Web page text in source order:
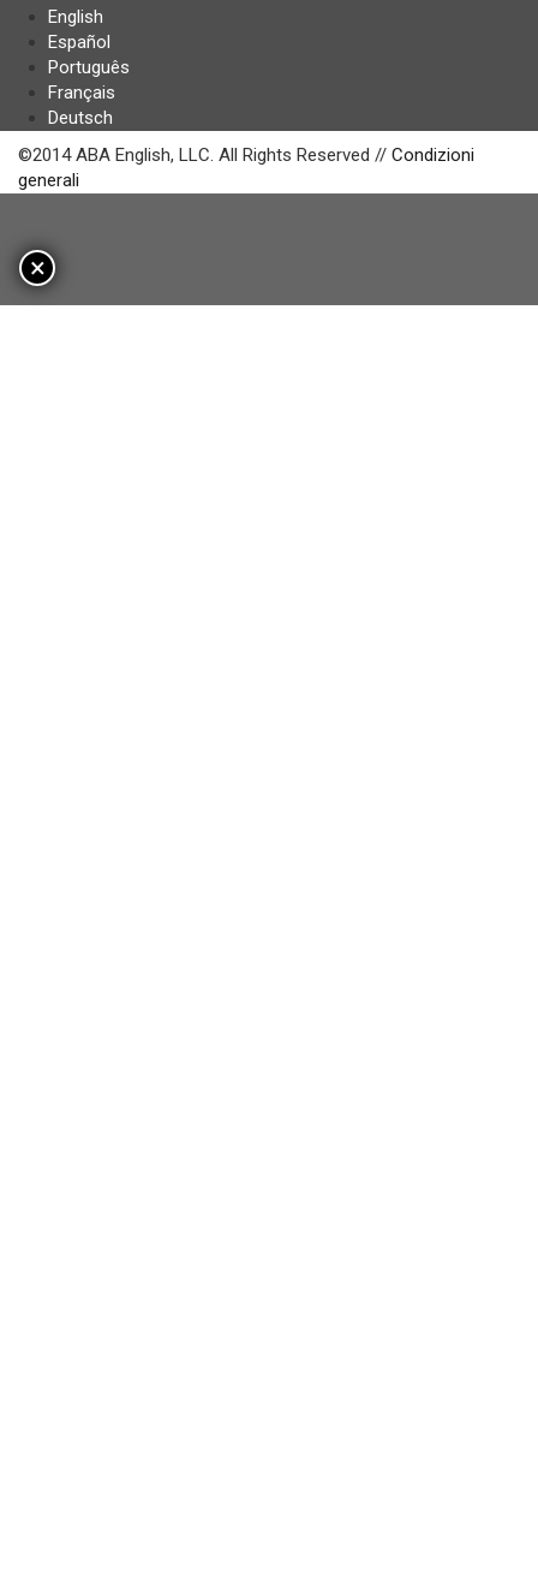
English
Español
Português
Français
Deutsch
©2014 ABA English, LLC. All Rights Reserved // Condizioni
generali
×